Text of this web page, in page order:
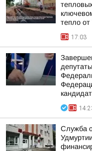
тепло
17:03
Служба